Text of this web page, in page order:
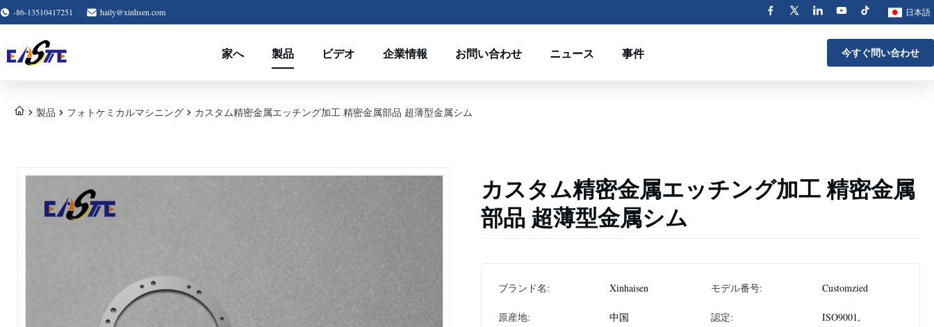
-86-13510417251 haily@xinhsen.com 日本語
家へ 製品 ビデオ 企業情報 お問い合わせ ニュース 事件 今すぐ問い合わせ
製品 フォトケミカルマシニング カスタム精密金属エッチング加工 精密金属部品 超薄型金属シム
カスタム精密金属エッチング加工 精密金属
部品 超薄型金属シム
ブランド名: Xinhaisen モデル番号: Customzied
原産地: 中国 認定:
ISO9001,